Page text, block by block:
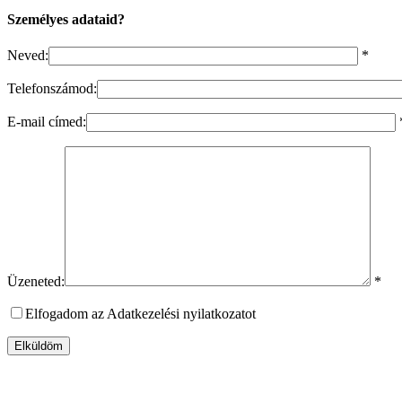
Személyes adataid?
Neved: *
Telefonszámod:
E-mail címed:
Üzeneted: *
Elfogadom az Adatkezelési nyilatkozatot